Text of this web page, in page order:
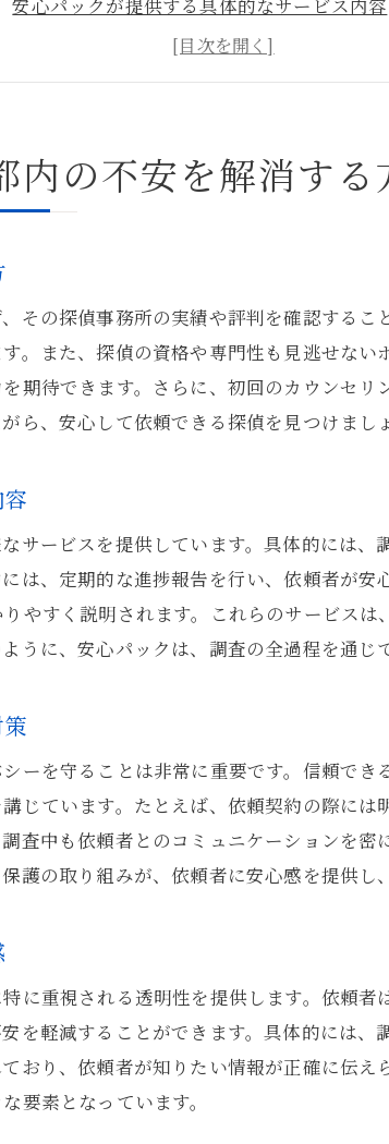
安心パックが提供する具体的なサービス内容
調査依頼者のプライバシーを守るための対策
探偵安心パックの透明性がもたらす安心感
東京都内独自の調査ニーズに応える方法
頼できる探偵サービスの安心パックとは
安心パックが提供する調査プロセスの透明性
依頼者との信頼関係を築くためのコミュニ
安心パックの選択がもたらす依頼者へのメ
信頼できる探偵サービスの特徴を見極めるポ
探偵安心パックによるセキュリティ強化の方
東京都内の調査でのリスク管理とその重要性
安全性に対する探偵の倫理的義務
探偵が提供する安全性と依頼者安心の関係
プライバシー保護への徹底した取り組み
依頼者ニーズに応じたカスタマイズ可能な
依頼者の信頼を得るための探偵のプロフェ
都内での調査を支える探偵の安心パックの
安心パックが提供する迅速な対応とその効果
調査過程での依頼者参加の重要性
内の不安を解消する
その探偵事務所の実績や評判を確認するこ
。また、探偵の資格や専門性も見逃せな
期待できます。さらに、初回のカウンセ
ら、安心して依頼できる探偵を見つけましょ
サービスを提供しています。具体的には、
は、定期的な進捗報告を行い、依頼者が
やすく説明されます。これらのサービス
うに、安心パックは、調査の全過程を通じ
ーを守ることは非常に重要です。信頼で
じています。たとえば、依頼契約の際に
査中も依頼者とのコミュニケーションを
護の取り組みが、依頼者に安心感を提供し
に重視される透明性を提供します。依頼
を軽減することができます。具体的には
おり、依頼者が知りたい情報が正確に伝
要素となっています。